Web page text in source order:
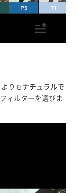
りも ナチュラルで
ィルターを選びま